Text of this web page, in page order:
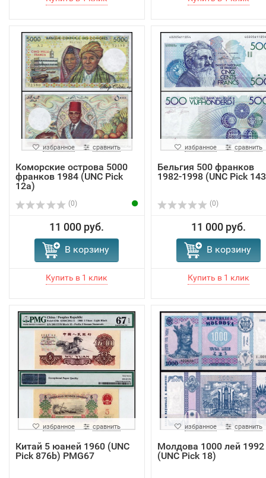
избранное сравнить
Коморские острова 5000
франков 1984 (UNC Pick
12а)
(0)
11 000 руб.
В корзину
избранное сравнить
Бельгия 500 франков
1982-1998 (UNC Pick
(0)
11 000 руб.
В корзину
избранное сравнить
Китай 5 юаней 1960 (UNC
Pick 876b) PMG67
избранное сравнить
Молдова 1000 лей 1992
(UNC Pick 18)